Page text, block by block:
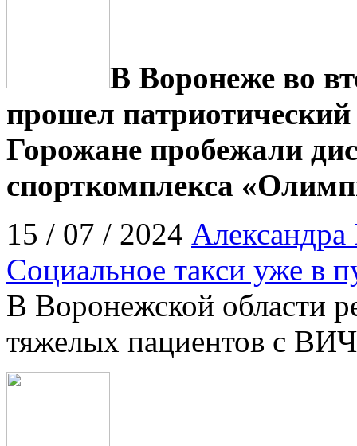
В Воронеже во
прошел патриотический
Горожане пробежали
спорткомплекса
15 / 07 / 2024
Социальное такси уже в
В Воронежской области
тяжелых пациентов с ВИЧ